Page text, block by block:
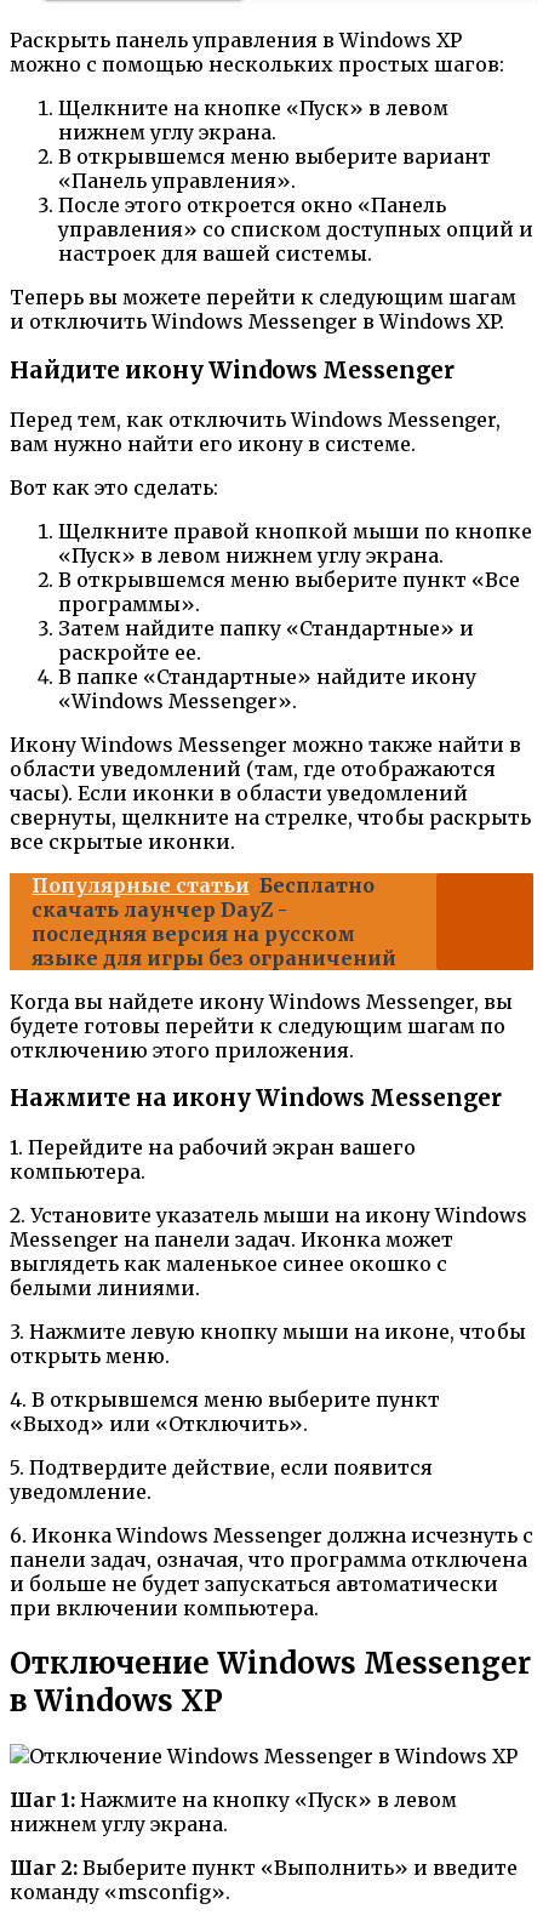
Раскрыть панель управления в Windows XP
можно с помощью нескольких простых шагов:
Щелкните на кнопке «Пуск» в левом
нижнем углу экрана.
В открывшемся меню выберите вариант
«Панель управления».
После этого откроется окно «Панель
управления» со списком доступных опций и
настроек для вашей системы.
Теперь вы можете перейти к следующим шагам
и отключить Windows Messenger в Windows XP.
Найдите икону Windows Messenger
Перед тем, как отключить Windows Messenger,
вам нужно найти его икону в системе.
Вот как это сделать:
Щелкните правой кнопкой мыши по кнопке
«Пуск» в левом нижнем углу экрана.
В открывшемся меню выберите пункт «Все
программы».
Затем найдите папку «Стандартные» и
раскройте ее.
В папке «Стандартные» найдите икону
«Windows Messenger».
Икону Windows Messenger можно также найти в
области уведомлений (там, где отображаются
часы). Если иконки в области уведомлений
свернуты, щелкните на стрелке, чтобы раскрыть
все скрытые иконки.
Популярные статьи Бесплатно
скачать лаунчер DayZ -
последняя версия на русском
языке для игры без ограничений
Когда вы найдете икону Windows Messenger, вы
будете готовы перейти к следующим шагам по
отключению этого приложения.
Нажмите на икону Windows Messenger
1. Перейдите на рабочий экран вашего
компьютера.
2. Установите указатель мыши на икону Windows
Messenger на панели задач. Иконка может
выглядеть как маленькое синее окошко с
белыми линиями.
3. Нажмите левую кнопку мыши на иконе, чтобы
открыть меню.
4. В открывшемся меню выберите пункт
«Выход» или «Отключить».
5. Подтвердите действие, если появится
уведомление.
6. Иконка Windows Messenger должна исчезнуть с
панели задач, означая, что программа отключена
и больше не будет запускаться автоматически
при включении компьютера.
Отключение Windows Messenger
в Windows XP
Шаг 1: Нажмите на кнопку «Пуск» в левом
нижнем углу экрана.
Шаг 2: Выберите пункт «Выполнить» и введите
команду «msconfig».